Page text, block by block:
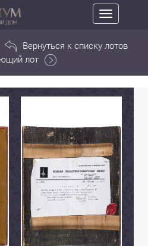
Toggle
navigation
Вернуться к списку лотов
лот